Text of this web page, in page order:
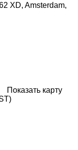
XD, Amsterdam,
Показать карту